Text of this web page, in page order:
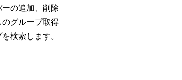
の追加、削除
グループ取得
検索します。